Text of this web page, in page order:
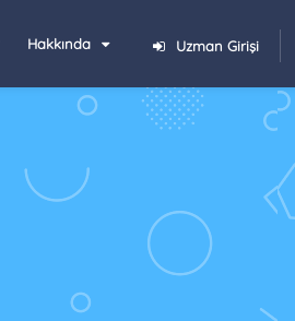
Uzman Girişi
Hakkında